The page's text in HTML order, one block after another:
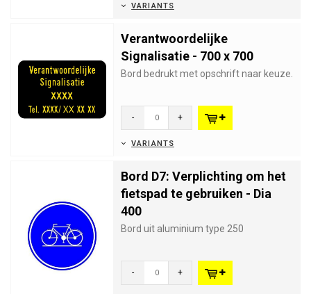
VARIANTS
Verantwoordelijke
Signalisatie - 700 x 700
Bord bedrukt met opschrift naar keuze.
- +
VARIANTS
Bord D7: Verplichting om het
fietspad te gebruiken - Dia
400
Bord uit aluminium type 250
- +